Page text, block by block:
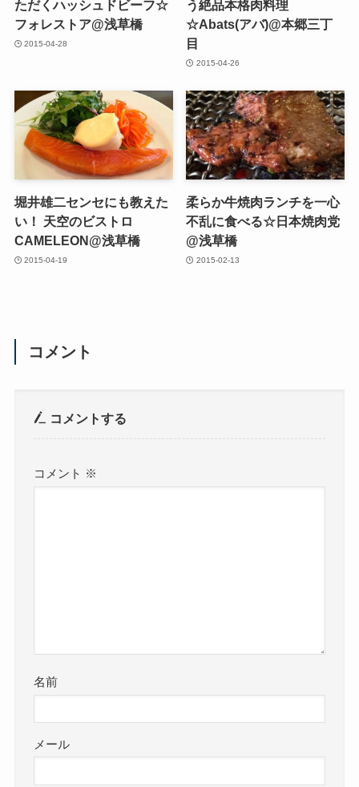
ただくハッシュドビーフ☆
フォレストア@浅草橋
2015-04-28
う絶品本格肉料理
☆Abats(アバ)@本郷三丁
目
2015-04-26
堀井雄二センセにも教えた
い！ 天空のビストロ
CAMELEON@浅草橋
2015-04-19
柔らか牛焼肉ランチを一心
不乱に食べる☆日本焼肉党
@浅草橋
2015-02-13
コメント
コメントする
コメント ※
名前
メール